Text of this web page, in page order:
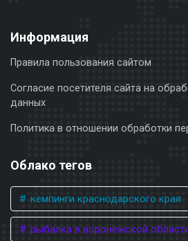
Информация
Правила пользования сайтом
Согласие посетителя сайта на
данных
Политика в отношении обработки
Облако тегов
кемпинги краснодарского края
рыбалка в воронежской